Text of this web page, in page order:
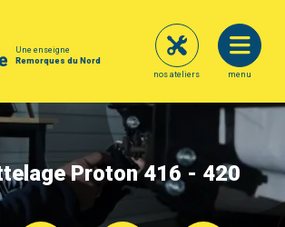
Une enseigne
Remorques du Nord
menu
nos ateliers
Proton 416 - 420